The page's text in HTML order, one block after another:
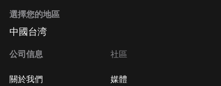
選擇您的地區
中國台湾
公司信息
關於我們
社區
媒體